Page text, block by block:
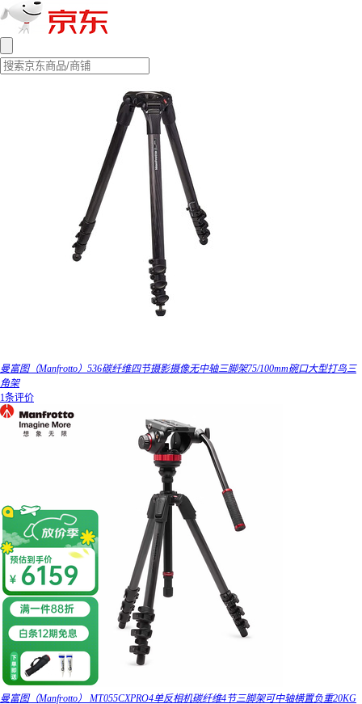
曼富图（Manfrotto）536碳纤维四节摄影摄像无中轴三脚架75/100mm碗口大型打鸟三
角架
1条评价
曼富图（Manfrotto） MT055CXPRO4单反相机碳纤维4节三脚架可中轴横置负重20KG